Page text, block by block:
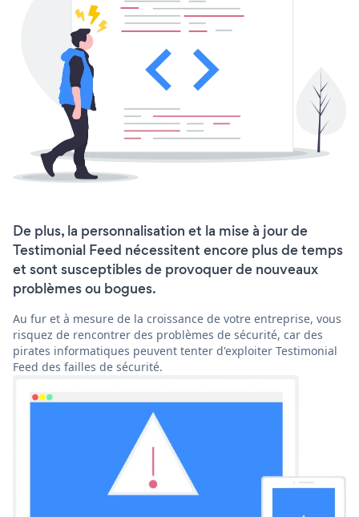
De plus, la personnalisation et la mise à jour de
Testimonial Feed nécessitent encore plus de temps
et sont susceptibles de provoquer de nouveaux
problèmes ou bogues.
Au fur et à mesure de la croissance de votre entreprise, vous
risquez de rencontrer des problèmes de sécurité, car des
pirates informatiques peuvent tenter d'exploiter Testimonial
Feed des failles de sécurité.